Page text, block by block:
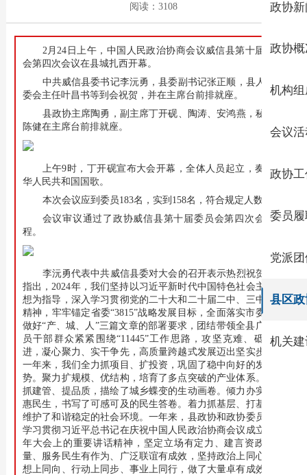
政协新
政协概
机构组
会议活
政协工
委员履
党派
县区政
机关建
阅读：3108
2月24日上午，中国人民政治协商会议威信县第十届委员
会第四次会议在县城扎西开幕。
中共威信县委书记李沅勇，县委副书记张正顺，县人大常
委会主任叶昌书等到会祝贺，并在主席台前排就座。
县政协主席陶勇，副主席丁开砚、陶涛、安鸿燕，秘书长
陈健在主席台前排就座。
上午9时，丁开砚宣布大会开幕，全体人员起立，奏唱中
华人民共和国国歌。
本次会议应到委员183名，实到158名，符合规定人数。
会议审议通过了政协威信县第十届委员会第四次会议议
程。
李沅勇代表中共威信县委对大会的召开表示热烈祝贺。他
指出，2024年，我们坚持以习近平新时代中国特色社会主义思
想为指导，深入学习贯彻党的二十大和二十届二中、三中全会
精神，牢牢锚定省委“3815”战略发展目标，全面落实市委扎实
做好“产、城、人”三篇文章的部署要求，团结带领全县广大党
员干部群众紧紧围绕“11445”工作思路，攻坚克难、砥砺奋
进，凝心聚力、实干争先，高质量跨越式发展迈出坚实步伐。
一年来，我们全力抓项目、扩投资，巩固了稳中向好的发展态
势。聚力扩规模、优结构，培育了多点突破的产业体系。致力
抓建管、提品质，描绘了城乡蝶变的生动画卷。倾力办实事、
惠民生，书写了可感可及的民生答卷。着力抓基层、打基础，
维护了和谐稳定的社会环境。一年来，县政协和政协委员深入
学习贯彻习近平总书记在庆祝中国人民政治协商会议成立75周
年大会上的重要讲话精神，坚定立场有定力、建言资政有质
量、服务民生有作为、广泛联谊有成效，坚持政治上同心、思
想上同向、行动上同步、事业上同行，做了大量卓有成效的工